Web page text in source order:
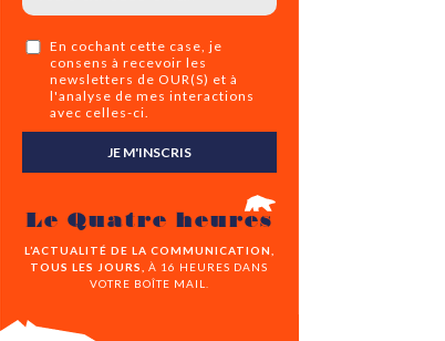
En cochant cette case, je
consens à recevoir les
newsletters de OUR(S) et à
l'analyse de mes interactions
avec celles-ci.
JE M'INSCRIS
Le Quatre heures
L’ACTUALITÉ DE LA COMMUNICATION,
TOUS LES JOURS,
À 16 HEURES DANS
VOTRE BOÎTE MAIL.